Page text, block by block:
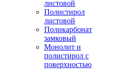
листовой
Полистирол
листовой
Поликарбонат
замковый
Монолит и
полистирол с
поверхностью